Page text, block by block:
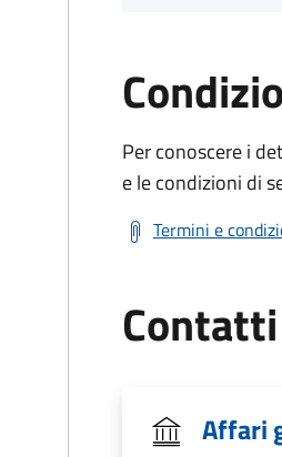
Per conoscere i
e le condizioni di
Termini e
Contatti
Affari